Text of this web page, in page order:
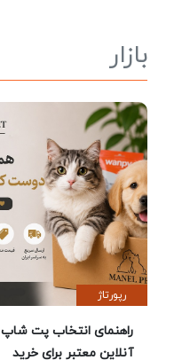
بازار
رپورتاژ
راهنمای انتخاب پت شاپ
آنلاین معتبر برای خرید